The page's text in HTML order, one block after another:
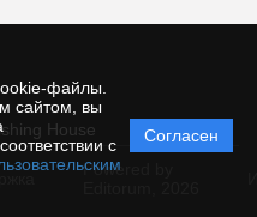
файлы.
сайтом, вы
с
Согласен
House
Powered by